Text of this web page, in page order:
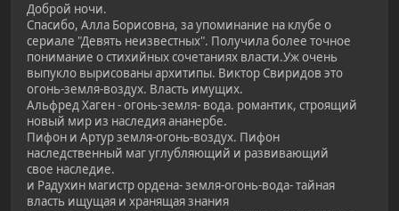
Доброй ночи.
Спасибо, Алла Борисовна, за упоминание на клубе о
сериале "Девять неизвестных". Получила более точное
понимание о стихийных сочетаниях власти.Уж очень
выпукло вырисованы архитипы. Виктор Свиридов это
огонь-земля-воздух. Власть имущих.
Альфред Хаген - огонь-земля- вода. романтик, строящий
новый мир из наследия ананербе.
Пифон и Артур земля-огонь-воздух. Пифон
наследственный маг углубляющий и развивающий
свое наследие.
и Радухин магистр ордена- земля-огонь-вода- тайная
власть ищущая и хранящая знания